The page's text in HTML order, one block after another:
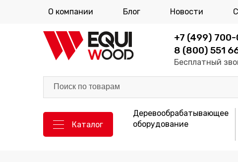
О компании Блог Новости
+7 (499)
8 (800) 551
Бесплатный
Каталог
Деревообрабатывающее
оборудование